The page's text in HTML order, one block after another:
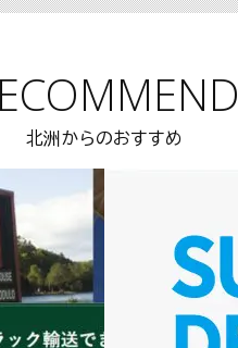
北洲からのおすすめ